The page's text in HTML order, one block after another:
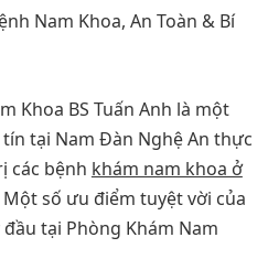
Nam Khoa, An Toàn & Bí
Khoa BS Tuấn Anh là một
tại Nam Đàn Nghệ An thực
các bệnh khám nam khoa ở
số ưu điểm tuyệt vời của
tại Phòng Khám Nam